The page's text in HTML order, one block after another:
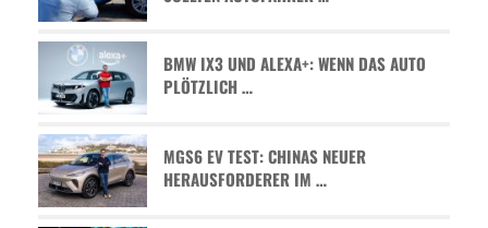
BMW IX3 UND ALEXA+: WENN DAS AUTO
PLÖTZLICH …
MGS6 EV TEST: CHINAS NEUER
HERAUSFORDERER IM …